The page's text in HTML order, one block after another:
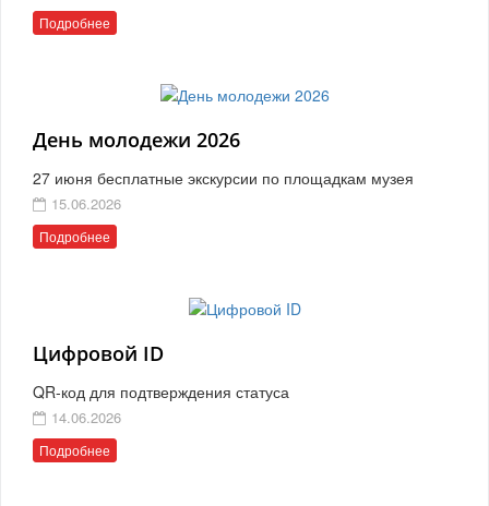
Подробнее
День молодежи 2026
27 июня бесплатные экскурсии по площадкам музея
15.06.2026
Подробнее
Цифровой ID
QR-код для подтверждения статуса
14.06.2026
Подробнее